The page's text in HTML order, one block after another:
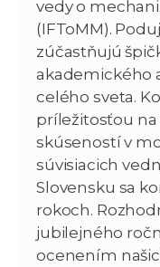
vedy o
(IFToMM).
zúčastňujú
akademického
celého sveta.
príležitosťou
skúseností v
súvisiacich
Slovensku sa
rokoch.
jubilejného
ocenením